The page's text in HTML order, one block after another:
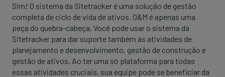
Sim! O sistema da Sitetracker é uma solução de gestão
completa de ciclo de vida de ativos. O&M é apenas uma
peça do quebra-cabeça. Você pode usar o sistema da
Sitetracker para dar suporte também às atividades de
planejamento e desenvolvimento, gestão de construção e
gestão de ativos. Ao ter uma só plataforma para todas
essas atividades cruciais, sua equipe pode se beneficiar da